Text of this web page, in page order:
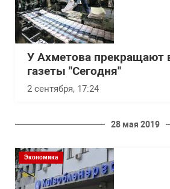
У Ахметова прекращают
газеты "Сегодня"
2 сентября, 17:24
28 мая 2019
Экономика